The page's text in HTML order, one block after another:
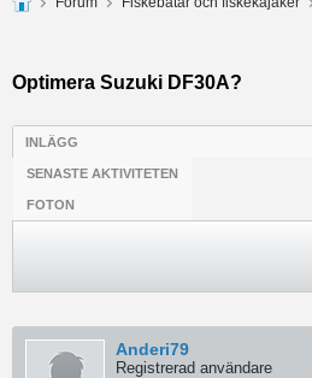
Optimera Suzuki DF30A?
INLÄGG
SENASTE AKTIVITETEN
FOTON
Anderi79
Registrerad användare